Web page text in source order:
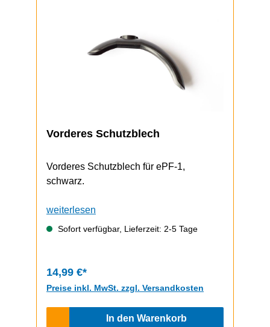
Vorderes Schutzblech
Vorderes Schutzblech für ePF-1,
schwarz.
weiterlesen
Sofort verfügbar, Lieferzeit: 2-5 Tage
14,99 €*
Preise inkl. MwSt. zzgl. Versandkosten
In den Warenkorb